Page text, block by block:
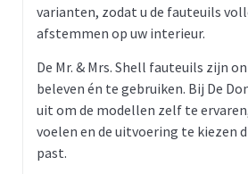
varianten, zodat u de fauteuils
afstemmen op uw interieur.
De Mr. & Mrs. Shell fauteuils zijn
beleven én te gebruiken. Bij De
uit om de modellen zelf te
voelen en de uitvoering te kiezen
past.